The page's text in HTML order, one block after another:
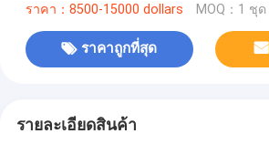
ราคา：8500-15000 dollars MOQ：1 ชุด
ราคาถูกที่สุด
รายละเอียดสินค้า